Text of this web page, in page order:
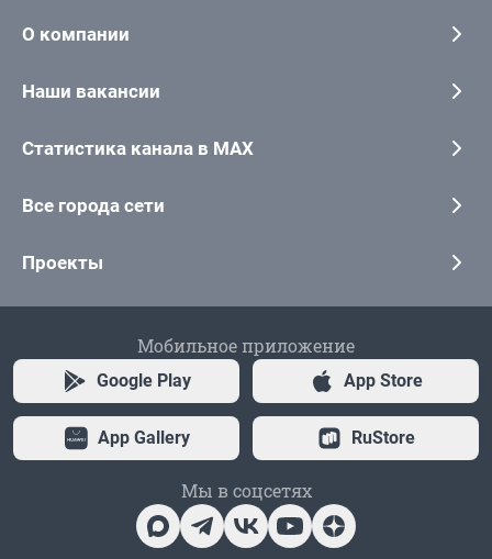
О компании
Наши вакансии
Статистика канала в MAX
Все города сети
Проекты
Мобильное приложение
Google Play App Store
App Gallery RuStore
Мы в соцсетях